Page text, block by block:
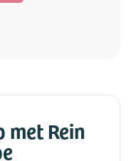
met Rein